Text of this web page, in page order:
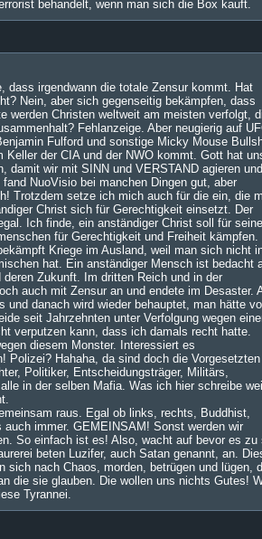
behandelt, wenn man sich die Box kauft.
dass irgendwann die totale Zensur kommt. Hat
Nein, aber sich gegenseitig bekämpfen, dass
werden Christen weltweit am meisten verfolgt,
Fehlanzeige. Aber neugierig auf
Fulford und sonstige Micky Mouse
Keller der CIA und der NWO kommt. Gott hat
damit wir mit SINN und VERSTAND agieren und
NuoVisio bei manchen Dingen gut, aber
Trotzdem setze ich mich auch für die ein, die
Christ sich für Gerechtigkeit einsetzt. Der
Ich finde, ein anständiger Christ soll für seine
für Gerechtigkeit und Freiheit kämpfen.
Kriege im Ausland, weil man sich nicht
hat. Ein anständiger Mensch ist bedacht
deren Zukunft. Im dritten Reich und in der
auch mit Zensur an und endete im Desaster.
und danach wird wieder behauptet, man hätte
seit Jahrzehnten unter Verfolgung wegen
verputzen kann, dass ich damals recht hatte.
diesem Monster. Interessiert es
Polizei? Hahaha, da sind doch die Vorgesetzten
Politiker, Entscheidungsträger, Militärs,
in der selben Mafia. Was ich hier schreibe
raus. Egal ob links, rechts, Buddhist,
auch immer. GEMEINSAM! Sonst werden wir
So einfach ist es! Also, wacht auf bevor es zu
beten Luzifer, auch Satan genannt, an.
sich nach Chaos, morden, betrügen und lügen,
die sie glauben. Die wollen uns nichts Gutes!
Tyrannei.